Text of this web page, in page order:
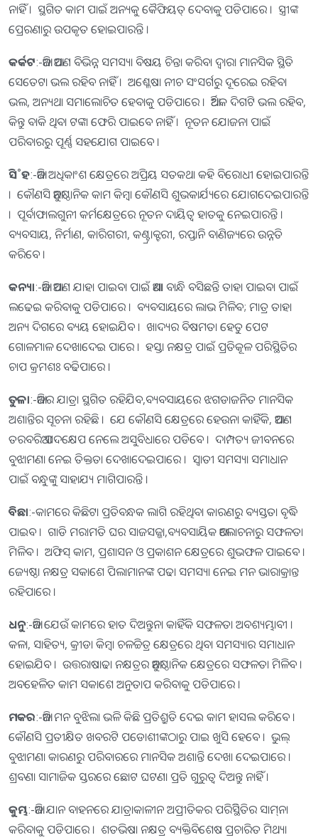
ନାହିଁ । ସ୍ଥଗିତ କାମ ପାଇଁ ଅନ୍ୟକୁ କୈଫିୟତ୍‌ ଦେବାକୁ ପଡିପାରେ । ସ୍ତ୍ରୀଙ୍କ
ପ୍ରେରଣାରୁ ଉପକୃତ ହୋଇପାରନ୍ତି ।
କର୍କଟ:-ଆଜି ଆପଣ ବିଭିନ୍ନ ସମସ୍ୟା ବିଷୟ ଚିନ୍ତା କରିବା ଦ୍ବାରା ମାନସିକ ସ୍ଥିତି
ସେତେଟା ଭଲ ରହିବ ନାହିଁ । ଅଶ୍ଳେଷା ନୀଚ ସଂସର୍ଗରୁ ଦୂରେଇ ରହିବା
ଭଲ, ଅନ୍ୟଥା ସମାଲୋଚିତ ହେବାକୁ ପଡିପାରେ । ଆର୍ଥିକ ଦିଗଟି ଭଲ ରହିବ,
କିନ୍ତୁ ବାକି ଥିବା ଟଙ୍କା ଫେରି ପାଇବେ ନାହିଁ । ନୂତନ ଯୋଜନା ପାଇଁ
ପରିବାରରୁ ପୂର୍ଣ୍ଣ ସହଯୋଗ ପାଇବେ ।
ସି˚ହ:-ଆଜି ଅଧିକାଂଶ କ୍ଷେତ୍ରରେ ଅପ୍ରିୟ ସତକଥା କହି ବିରୋଧୀ ହୋଇପାରନ୍ତି
। କୌଣସି ଆନୁଷ୍ଠାନିକ କାମ କିମ୍ବା କୌଣସି ଶୁଭକାର୍ଯ୍ୟରେ ଯୋଗଦେଇପାରନ୍ତି
। ପୂର୍ବାଫାଲଗୁନୀ କର୍ମକ୍ଷେତ୍ରରେ ନୂତନ ଦାୟିତ୍ୱ ହାତକୁ ନେଇପାରନ୍ତି ।
ବ୍ୟବସାୟ, ନିର୍ମାଣ, କାରିଗରୀ, କଣ୍ଟ୍ରାକ୍ଟରୀ, ରପ୍ତାନି ବାଣିଜ୍ୟରେ ଉନ୍ନତି
କରିବେ ।
କନ୍ୟା:-ଆଜି ଆପଣ ଯାହା ପାଇବା ପାଇଁ ଆଶା ବାନ୍ଧି ବସିଛନ୍ତି ତାହା ପାଇବା ପାଇଁ
ଲଢେଇ କରିବାକୁ ପଡିପାରେ । ବ୍ୟବସାୟରେ ଲାଭ ମିଳିବ; ମାତ୍ର ତାହା
ଅନ୍ୟ ଦିଗରେ ବ୍ୟୟ ହୋଇଯିବ । ଖାଦ୍ୟର ବିଷମତା ହେତୁ ପେଟ
ଗୋଳମାଳ ଦେଖାଦେଇ ପାରେ । ହସ୍ତା ନକ୍ଷତ୍ର ପାଇଁ ପ୍ରତିକୂଳ ପରିସ୍ଥିତିର
ଚାପ କ୍ରମଶଃ ବଢିପାରେ ।
ତୁଳା:-ଆଜିର ଯାତ୍ରା ସ୍ଥଗିତ ରହିଯିବ,ବ୍ୟବସାୟରେ ଝଗଡାଜନିତ ମାନସିକ
ଅଶାନ୍ତିର ସୂଚନା ରହିଛି । ଯେ କୌଣସି କ୍ଷେତ୍ରରେ ହେଉନା କାହିଁକି, ଆପଣ
ତରବରିଆ ପଦକ୍ଷେପ ନେଲେ ଅସୁବିଧାରେ ପଡିବେ । ଦାମ୍ପତ୍ୟ ଜୀବନରେ
ବୁଝାମଣା ନେଇ ତିକ୍ତତା ଦେଖାଦେଇପାରେ । ସ୍ବାତୀ ସମସ୍ୟା ସମାଧାନ
ପାଇଁ ବନ୍ଧୁଙ୍କୁ ସାହାଯ୍ୟ ମାଗିପାରନ୍ତି ।
ବିଛା:-କାମରେ କିଛିଟା ପ୍ରତିବନ୍ଧକ ଲାଗି ରହିଥିବା କାରଣରୁ ବ୍ୟସ୍ତତା ବୃଦ୍ଧି
ପାଇବ । ଗାଡି ମରାମତି ଘର ସାଜସଜ୍ଜା,ବ୍ୟବସାୟିକ ଆଲୋଚନାରୁ ସଫଳତା
ମିଳିବ । ଅଫିସ୍‌ କାମ, ପ୍ରଶାସନ ଓ ପ୍ରକାଶନ କ୍ଷେତ୍ରରେ ଶୁଭଫଳ ପାଇବେ ।
ଜ୍ୟେଷ୍ଠା ନକ୍ଷତ୍ର ସକାଶେ ପିଲାମାନଙ୍କ ପଢା ସମସ୍ୟା ନେଇ ମନ ଭାରାକ୍ରାନ୍ତ
ରହିପାରେ ।
ଧନୁ:-ଆଜି ଯେଉଁ କାମରେ ହାତ ଦିଅନ୍ତୁନା କାହିଁକି ସଫଳତା ଅବଶ୍ୟମ୍ଭାବୀ ।
କଳା, ସାହିତ୍ୟ, କ୍ରୀଡା କିମ୍ବା ଚଳଚ୍ଚିତ୍ର କ୍ଷେତ୍ରରେ ଥିବା ସମସ୍ୟାର ସମାଧାନ
ହୋଇଯିବ । ଉତ୍ତରାଷାଢା ନକ୍ଷତ୍ରର ଆନୁଷ୍ଠାନିକ କ୍ଷେତ୍ରରେ ସଫଳତା ମିଳିବ ।
ଅବହେଳିତ କାମ ସକାଶେ ଅନୁତାପ କରିବାକୁ ପଡିପାରେ ।
ମକର:-ଆଜି ମନ ବୁଝିଲା ଭଳି କିଛି ପ୍ରତିଶ୍ରୁତି ଦେଇ କାମ ହାସଲ କରିବେ ।
କୌଣସି ପ୍ରତୀକ୍ଷିତ ଖବରଟି ପଡୋଶୀଙ୍କଠାରୁ ପାଇ ଖୁସି ହେବେ । ଭୁଲ୍‌
ବୁଝାମଣା କାରଣରୁ ପରିବାରରେ ମାନସିକ ଅଶାନ୍ତି ଦେଖା ଦେଇପାରେ ।
ଶ୍ରବଣା ସାମାଜିକ ସ୍ତରରେ ଛୋଟ ଘଟଣା ପ୍ରତି ଗୁରୁତ୍ୱ ଦିଅନ୍ତୁ ନାହିଁ ।
କୁମ୍ଭ:-ଆଜି ଯାନ ବାହନରେ ଯାତ୍ରାକାଳୀନ ଅପ୍ରୀତିକର ପରିସ୍ଥିିତିର ସାମ୍‌ନା
କରିବାକୁ ପଡିପାରେ । ଶତଭିଷା ନକ୍ଷତ୍ର ବ୍ୟକ୍ତିବିଶେଷ ପ୍ରଚାରିତ ମିଥ୍ୟା